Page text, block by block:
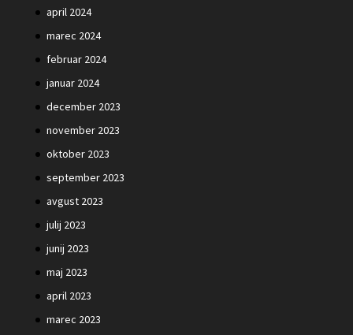
april 2024
marec 2024
februar 2024
januar 2024
december 2023
november 2023
oktober 2023
september 2023
avgust 2023
julij 2023
junij 2023
maj 2023
april 2023
marec 2023